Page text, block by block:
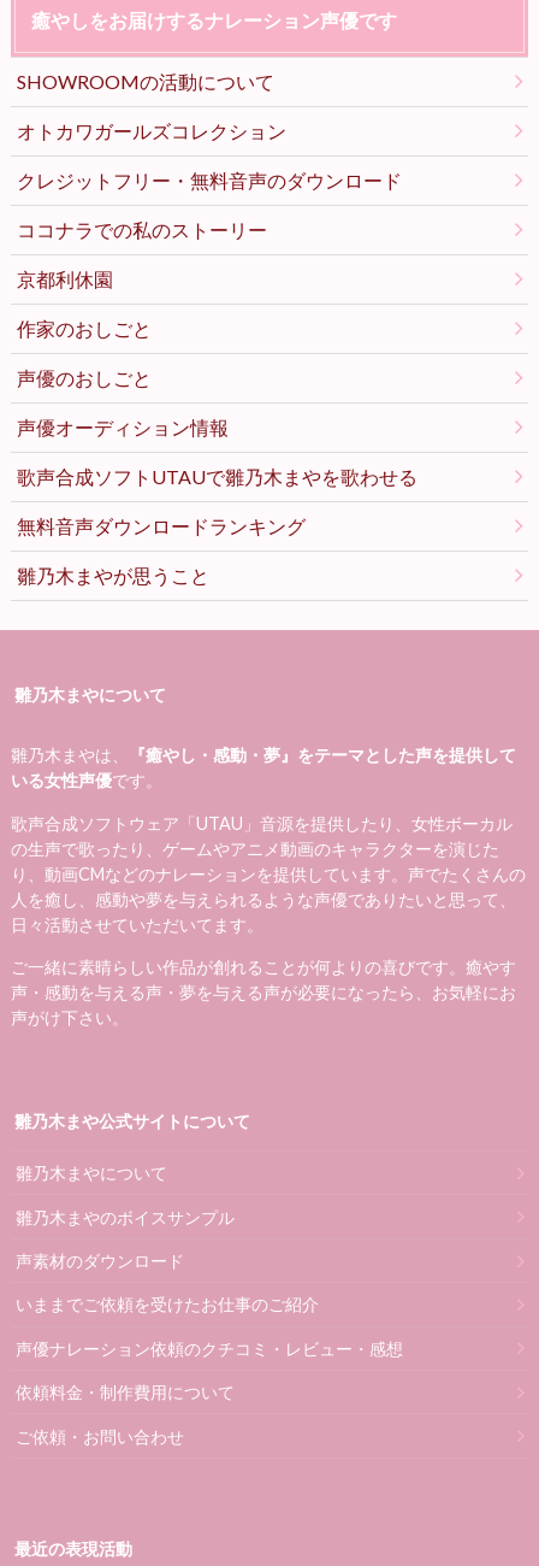
癒やしをお届けするナレーション声優です
SHOWROOMの活動について
オトカワガールズコレクション
クレジットフリー・無料音声のダウンロード
ココナラでの私のストーリー
京都利休園
作家のおしごと
声優のおしごと
声優オーディション情報
歌声合成ソフトUTAUで雛乃木まやを歌わせる
無料音声ダウンロードランキング
雛乃木まやが思うこと
雛乃木まやについて
雛乃木まやは、
『癒やし・感動・夢』をテーマとした声を提供して
いる女性声優です。
歌声合成ソフトウェア「UTAU」音源を提供したり、女性ボーカル
の生声で歌ったり、ゲームやアニメ動画のキャラクターを演じた
り、動画CMなどのナレーションを提供しています。声でたくさんの
人を癒し、感動や夢を与えられるような声優でありたいと思って、
日々活動させていただいてます。
ご一緒に素晴らしい作品が創れることが何よりの喜びです。癒やす
声・感動を与える声・夢を与える声が必要になったら、お気軽にお
声がけ下さい。
雛乃木まや公式サイトについて
雛乃木まやについて
雛乃木まやのボイスサンプル
声素材のダウンロード
いままでご依頼を受けたお仕事のご紹介
声優ナレーション依頼のクチコミ・レビュー・感想
依頼料金・制作費用について
ご依頼・お問い合わせ
最近の表現活動